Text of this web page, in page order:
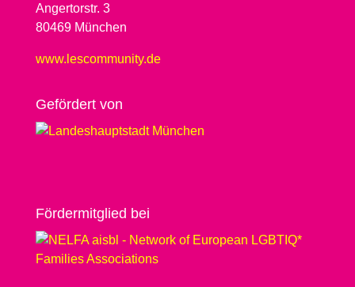
Angertorstr. 3
80469 München
www.lescommunity.de
Geför­dert von
Förder­­mit­glied bei